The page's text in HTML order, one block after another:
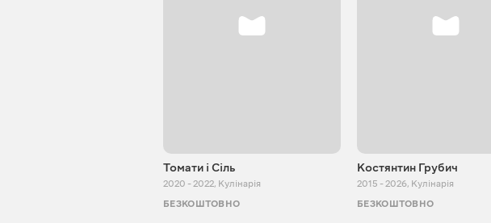
Томати і Сіль
2020 - 2022, Кулінарія
БЕЗКОШТОВНО
Костянтин Грубич
2015 - 2026, Кулінарія
БЕЗКОШТОВНО